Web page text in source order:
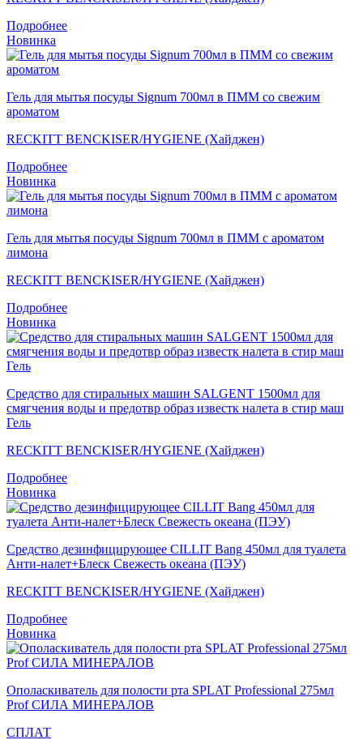
Подробнее
Новинка
Гель для мытья посуды Signum 700мл в ПММ со свежим
ароматом
RECKITT BENCKISER/HYGIENE (Хайджен)
Подробнее
Новинка
Гель для мытья посуды Signum 700мл в ПММ с ароматом
лимона
RECKITT BENCKISER/HYGIENE (Хайджен)
Подробнее
Новинка
Средство для стиральных машин SALGENT 1500мл для
смягчения воды и предотвр образ известк налета в стир маш
Гель
RECKITT BENCKISER/HYGIENE (Хайджен)
Подробнее
Новинка
Средство дезинфицирующее CILLIT Bang 450мл для туалета
Анти-налет+Блеск Свежесть океана (ПЭУ)
RECKITT BENCKISER/HYGIENE (Хайджен)
Подробнее
Новинка
Ополаскиватель для полости рта SPLAT Professional 275мл
Prof СИЛА МИНЕРАЛОВ
СПЛАТ